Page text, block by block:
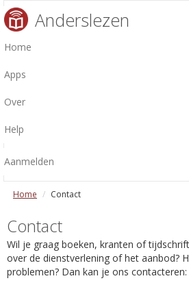
Anderslezen
Home
Apps
Over
Help
Aanmelden
Home Contact
Contact
Wil je graag boeken, kranten of
over de dienstverlening of het aanbod?
problemen? Dan kan je ons contacteren: